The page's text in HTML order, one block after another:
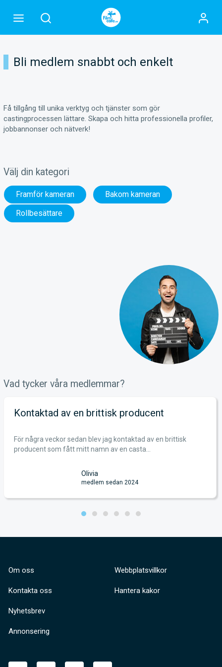
Bli medlem snabbt och enkelt
Få tillgång till unika verktyg och tjänster som gör
castingprocessen lättare. Skapa och hitta professionella profiler,
jobbannonser och nätverk!
Välj din kategori
Framför kameran
Bakom kameran
Rollbesättare
Vad tycker våra medlemmar?
Kontaktad av en brittisk producent
För några veckor sedan blev jag kontaktad av en brittisk
producent som fått mitt namn av en casta...
Olivia
medlem sedan 2024
Om oss
Kontakta oss
Nyhetsbrev
Annonsering
Webbplatsvillkor
Hantera kakor